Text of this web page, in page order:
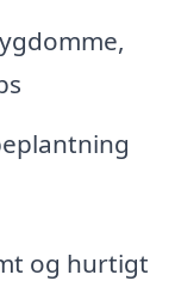
og hurtigt